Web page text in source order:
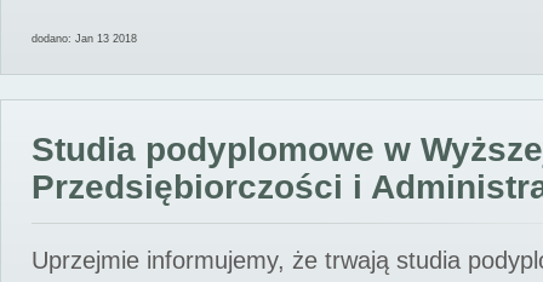
dodano: Jan 13 2018
Studia podyplomowe w
Przedsiębiorczości i
Uprzejmie informujemy, że trwają studia